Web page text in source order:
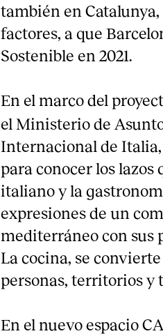
también en
factores, a que
Sostenible en 2021.
En el marco del
el Ministerio de
Internacional de
para conocer los
italiano y la
expresiones de un
mediterráneo con sus
La cocina, se
personas, territorios y
En el nuevo espacio